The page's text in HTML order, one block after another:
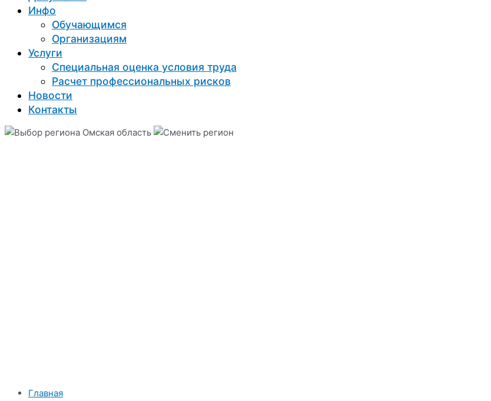
Инфо
Обучающимся
Организациям
Услуги
Специальная оценка условия труда
Расчет профессиональных рисков
Новости
Контакты
Омская область
Главная